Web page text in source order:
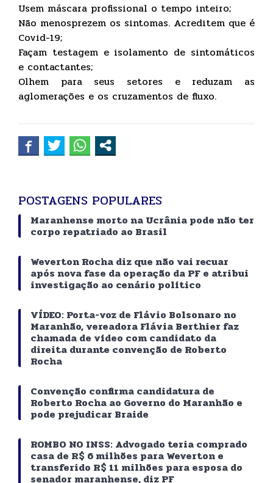
Usem máscara profissional o tempo inteiro;
Não menosprezem os sintomas. Acreditem que é
Covid-19;
Façam testagem e isolamento de sintomáticos
e contactantes;
Olhem para seus setores e reduzam as
aglomerações e os cruzamentos de fluxo.
POSTAGENS POPULARES
Maranhense morto na Ucrânia pode não ter
corpo repatriado ao Brasil
Weverton Rocha diz que não vai recuar
após nova fase da operação da PF e atribui
investigação ao cenário político
VÍDEO: Porta-voz de Flávio Bolsonaro no
Maranhão, vereadora Flávia Berthier faz
chamada de vídeo com candidato da
direita durante convenção de Roberto
Rocha
Convenção confirma candidatura de
Roberto Rocha ao Governo do Maranhão e
pode prejudicar Braide
ROMBO NO INSS: Advogado teria comprado
casa de R$ 6 milhões para Weverton e
transferido R$ 11 milhões para esposa do
senador maranhense, diz PF